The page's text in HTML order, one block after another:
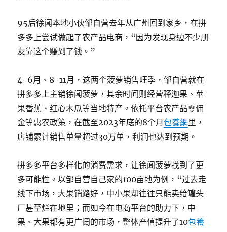
95后徐闻本地小伙邹自营去年从广州回到家乡，在拼
多多上尝试做起了农产品电商，“因为发现身边不少朋
友靠这个赚到了钱。”
4-6月、8-11月，这两个菠萝销售旺季，邹自营就在
拼多多上主销徐闻菠萝，其余时间则经营释迦果、苹
果香蕉、红心木瓜等当地特产。依托平台农产品零佣
金等惠农政策，在截至2023年底的8个月包養網里，
店铺累计销售单量超过30万单，利润也达到预期。
拼多多平台多样化的消费需求，让徐闻菠萝找到了更
多可能性。以邹自营自己家的100亩地为例，“过去走
线下市场，大果销路好，中小果却往往只能卖给罐头
厂甚至烂在地里；而如今在电商平台的助力下，中
果、大果都有更广阔的市场，整体产值提升了10包養